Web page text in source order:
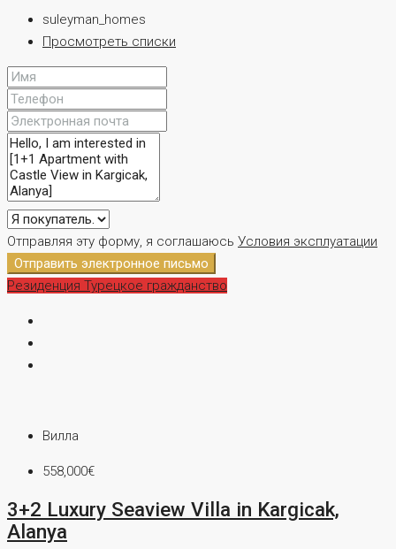
suleyman_homes
Просмотреть списки
Отправляя эту форму, я соглашаюсь Условия эксплуатации
Отправить электронное письмо
Резиденция Турецкое гражданство
Вилла
558,000€
3+2 Luxury Seaview Villa in Kargicak,
Alanya